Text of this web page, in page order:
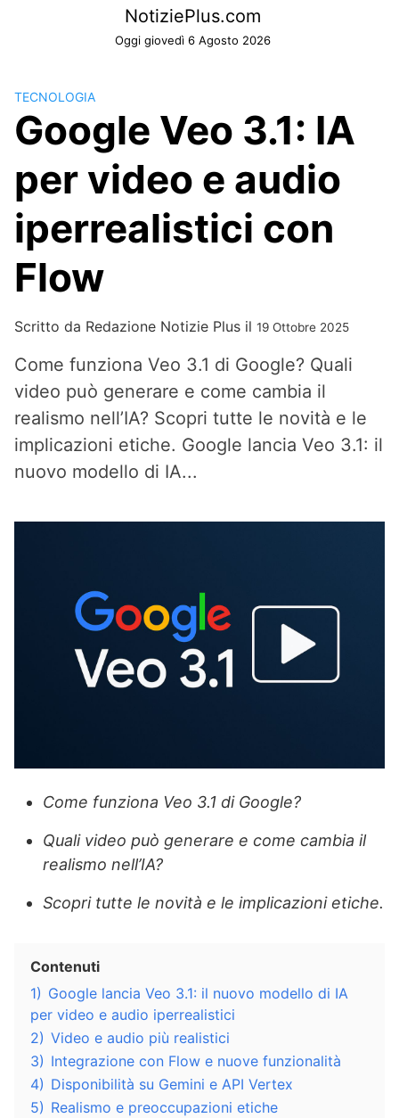
NotiziePlus.com
Oggi giovedì 6 Agosto 2026
TECNOLOGIA
Google Veo 3.1: IA
per video e audio
iperrealistici con
Flow
Scritto da Redazione Notizie Plus il 19 Ottobre 2025
Come funziona Veo 3.1 di Google? Quali
video può generare e come cambia il
realismo nell’IA? Scopri tutte le novità e le
implicazioni etiche. Google lancia Veo 3.1: il
nuovo modello di IA...
Come funziona Veo 3.1 di Google?
Quali video può generare e come cambia il
realismo nell’IA?
Scopri tutte le novità e le implicazioni etiche.
Contenuti
1) Google lancia Veo 3.1: il nuovo modello di IA
per video e audio iperrealistici
2) Video e audio più realistici
3) Integrazione con Flow e nuove funzionalità
4) Disponibilità su Gemini e API Vertex
5) Realismo e preoccupazioni etiche